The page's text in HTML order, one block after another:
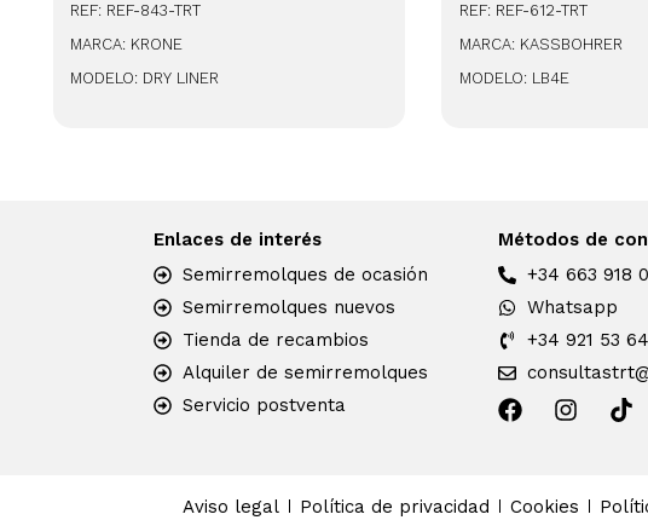
REF: REF-843-TRT
MARCA: KRONE
MODELO: DRY LINER
REF: REF-612-TRT
MARCA: KASSBOHRER
MODELO: LB4E
Enlaces de interés
Semirremolques de ocasión
Semirremolques nuevos
Tienda de recambios
Alquiler de semirremolques
Servicio postventa
Métodos de
+34 663 918
Whatsapp
+34 921 53
Aviso legal Política de privacidad Cookies